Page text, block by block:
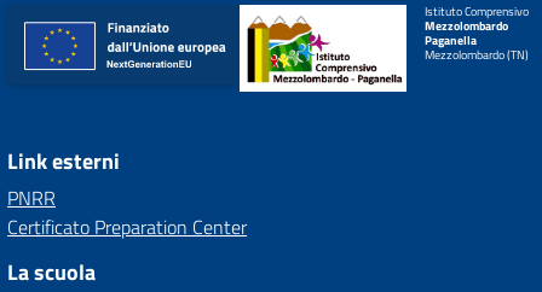
Istituto Comprensivo
Mezzolombardo
Paganella
Mezzolombardo (TN)
Link esterni
PNRR
Certificato Preparation Center
La scuola